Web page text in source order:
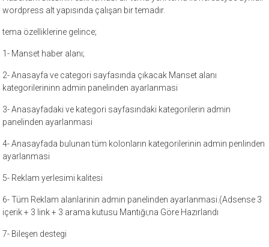
wordpress alt yapısında çalışan bir temadır.
tema özelliklerine gelince;
1- Manset haber alanı;
2- Anasayfa ve categori sayfasında çıkacak Manset alanı
kategorilerininn admin panelinden ayarlanmasi
3- Anasayfadaki ve kategori sayfasındaki kategorilerin admin
panelinden ayarlanmasi
4- Anasayfada bulunan tüm kolonların kategorilerinin admin penlinden
ayarlanmasi
5- Reklam yerlesimi kalitesi
6- Tüm Reklam alanlarinin admin panelinden ayarlanmasi.(Adsense 3
içerik + 3 link + 3 arama kutusu Mantığı;na Göre Hazırlandı
7- Bileşen destegi